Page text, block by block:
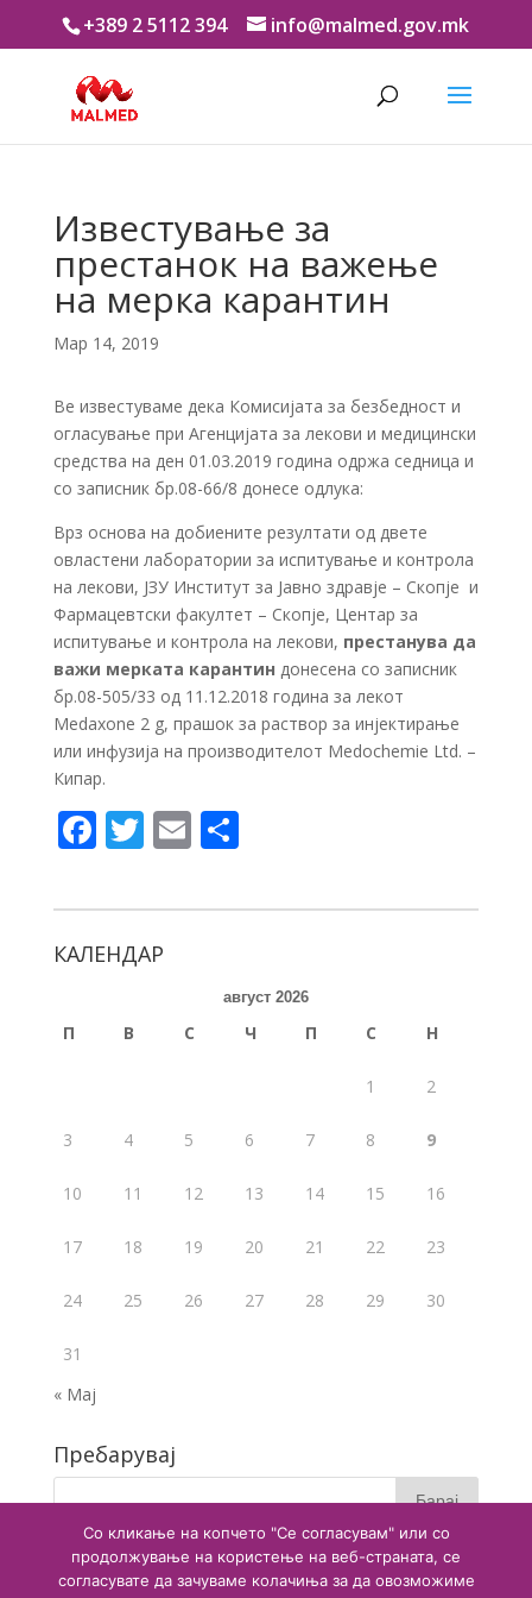
+389 2 5112 394 info@malmed.gov.mk
Известување за
престанок на важење
на мерка карантин
Мар 14, 2019
Ве известуваме дека Комисијата за безбедност и
огласување при Агенцијата за лекови и медицински
средства на ден 01.03.2019 година одржа седница и
со записник бр.08-66/8 донесе одлука:
Врз основа на добиените резултати од двете
овластени лаборатории за испитување и контрола
на лекови, ЈЗУ Институт за Јавно здравје – Скопје и
Фармацевтски факултет – Скопје, Центар за
испитување и контрола на лекови, престанува да
важи мерката карантин донесена со записник
бр.08-505/33 од 11.12.2018 година за лекот
Medaxone 2 g, прашок за раствор за инјектирање
или инфузија на производителот Medochemie Ltd. –
Кипар.
F
e
b
T
itt
er
E
ai
S
ar
КАЛЕНДАР
август 2026
П В С Ч П С Н
1 2
3 4 5 6 7 8 9
10 11 12 13 14 15 16
17 18 19 20 21 22 23
24 25 26 27 28 29 30
31
« Мај
Пребарувај
Со кликање на копчето "Се согласувам" или со
продолжување на користење на веб-страната, се
согласувате да зачуваме колачиња за да овозможиме